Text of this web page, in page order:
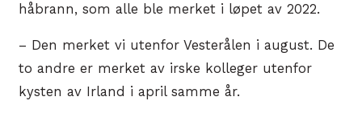
håbrann, som alle ble merket i løpet av 2022.
– Den merket vi utenfor Vesterålen i august. De
to andre er merket av irske kolleger utenfor
kysten av Irland i april samme år.